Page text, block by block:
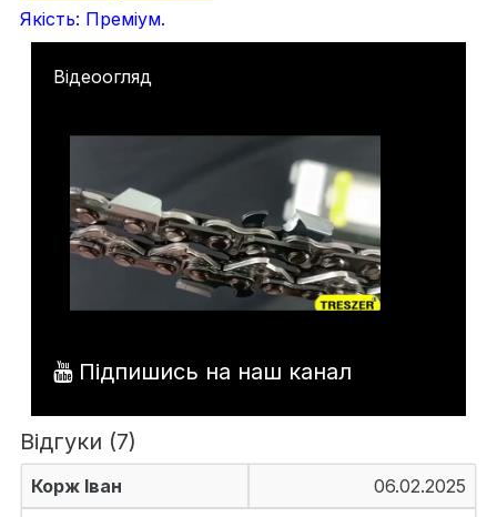
Якість: Преміум.
Відеоогляд
Підпишись на наш канал
Відгуки (7)
Корж Іван
06.02.2025